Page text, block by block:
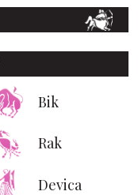
Bik
Rak
Devica